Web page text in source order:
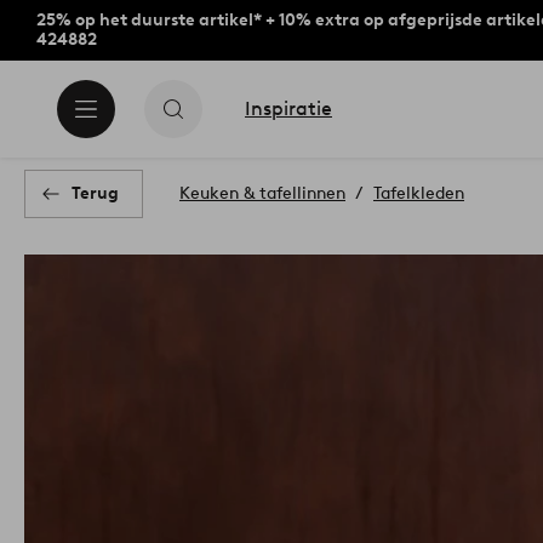
25% op het duurste artikel* + 10% extra op afgeprijsde
424882
Inspiratie
Terug Keuken & tafellinnen Tafelkleden